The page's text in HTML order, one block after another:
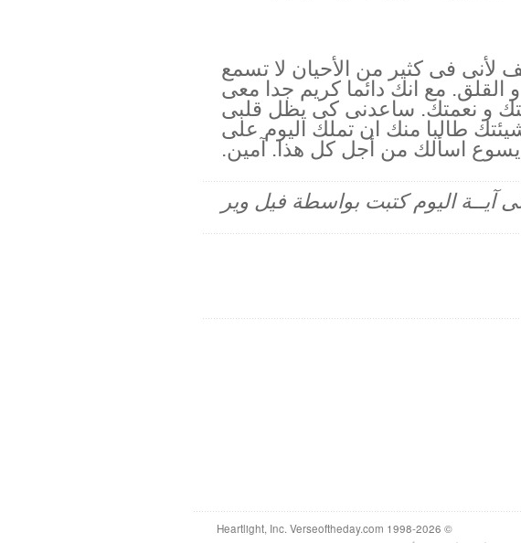
لأنى فى كثير من الأحيان لا تسمع
مع انك دائما كريم جدا معى
و نعمتك. ساعدنى كى يظل قلبى
طالبا منك ان تملك اليوم على
اسألك من أجل كل هذا. آمين.
آيــة اليوم كتبت بواسطة فيل وير
© 1998-2026 Heartlight, Inc. Verseoftheday.com